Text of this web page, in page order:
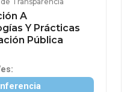
A
Y Prácticas
Pública